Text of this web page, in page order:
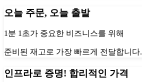
오늘 주문, 오늘 출발
1분 1초가 중요한 비즈니스를 위해
준비된 재고로 가장 빠르게 전달합니다.
인프라로 증명! 합리적인 가격